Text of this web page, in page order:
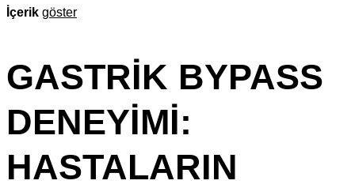
İçerik göster
GASTRIK BYPASS
DENEYIMI:
HASTALARIN